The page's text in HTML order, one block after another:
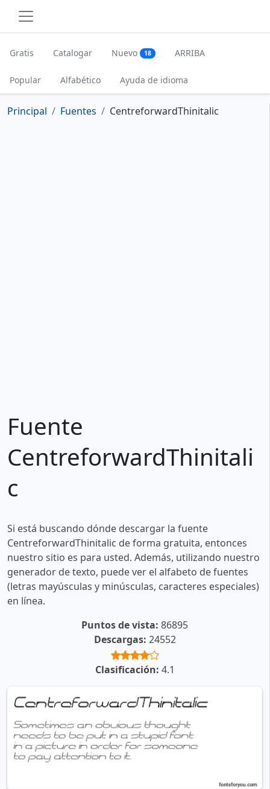
Gratis Catalogar Nuevo 18 ARRIBA
Popular Alfabético Ayuda de idioma
Principal Fuentes CentreforwardThinitalic
Fuente
CentreforwardThinitali
c
Si está buscando dónde descargar la fuente
CentreforwardThinitalic de forma gratuita, entonces
nuestro sitio es para usted. Además, utilizando nuestro
generador de texto, puede ver el alfabeto de fuentes
(letras mayúsculas y minúsculas, caracteres especiales)
en línea.
Puntos de vista: 86895
Descargas: 24552
Clasificación: 4.1